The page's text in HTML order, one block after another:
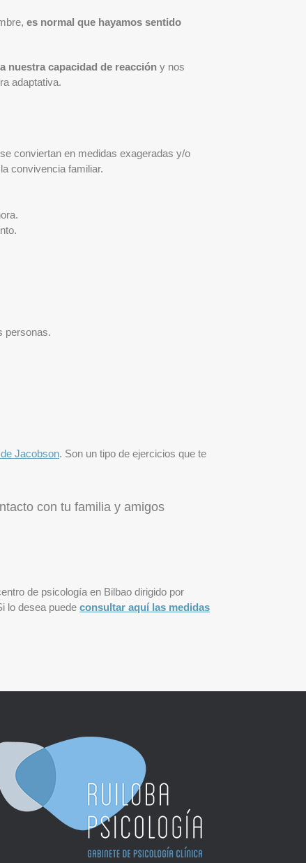
es normal que hayamos sentido
nuestra capacidad de reacción y nos
adaptativa.
conviertan en medidas exageradas y/o
convivencia familiar.
personas.
Jacobson. Son un tipo de ejercicios que te
con tu familia y amigos
de psicología en Bilbao dirigido por
lo desea puede consultar aquí las medidas